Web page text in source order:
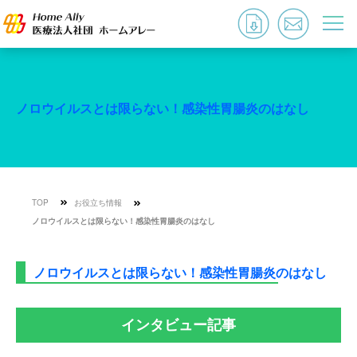
ノロウイルスとは限らない！感染性胃腸炎のはなし
TOP お役立ち情報
ノロウイルスとは限らない！感染性胃腸炎のはなし
ノロウイルスとは限らない！感染性胃腸炎のはなし
インタビュー記事